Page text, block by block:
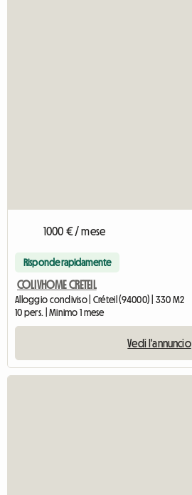
1000 € / mese
Risponde rapidamente
COLIVHOME CRETEIL
Alloggio condiviso | Créteil (94000) | 330 M2
10 pers. | Minimo 1 mese
Vedi l'annuncio